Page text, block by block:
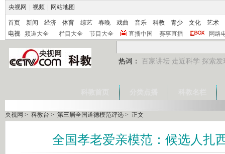
央视网 视频 网站地图
首页 新闻 经济 体育 综艺 春晚 戏曲 音乐 科教 青少 文化
艺术
电视
频道大全 栏目大全 节目大全 直播中国 赛事直播 网络
热词： 百家讲坛 走近科学 探索发
央视网 > 科教台 > 第三届全国道德模范评选 > 正文
全国孝老爱亲模范：候选人扎